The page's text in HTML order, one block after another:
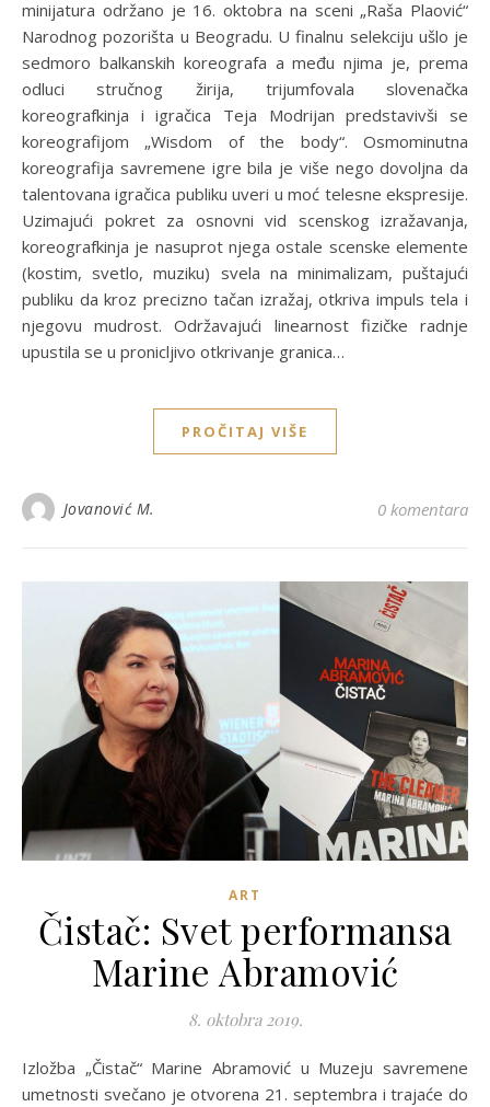
minijatura održano je 16. oktobra na sceni „Raša Plaović“
Narodnog pozorišta u Beogradu. U finalnu selekciju ušlo je
sedmoro balkanskih koreografa a među njima je, prema
odluci stručnog žirija, trijumfovala slovenačka
koreografkinja i igračica Teja Modrijan predstavivši se
koreografijom „Wisdom of the body“. Osmominutna
koreografija savremene igre bila je više nego dovoljna da
talentovana igračica publiku uveri u moć telesne ekspresije.
Uzimajući pokret za osnovni vid scenskog izražavanja,
koreografkinja je nasuprot njega ostale scenske elemente
(kostim, svetlo, muziku) svela na minimalizam, puštajući
publiku da kroz precizno tačan izražaj, otkriva impuls tela i
njegovu mudrost. Održavajući linearnost fizičke radnje
upustila se u pronicljivo otkrivanje granica…
PROČITAJ VIŠE
Jovanović M. 0 komentara
ART
Čistač: Svet performansa
Marine Abramović
8. oktobra 2019.
Izložba „Čistač“ Marine Abramović u Muzeju savremene
umetnosti svečano je otvorena 21. septembra i trajaće do